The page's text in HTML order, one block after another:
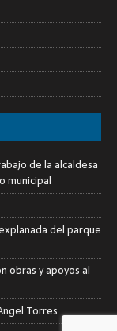
de la alcaldesa
municipal
del parque
obras y apoyos al
Torres